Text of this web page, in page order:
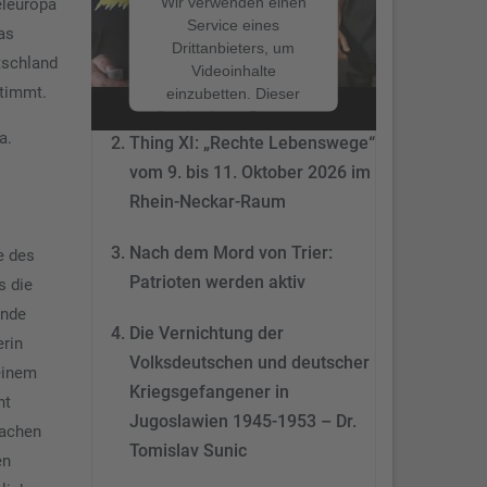
des
die
Service eines
Drittanbieters, um
Videoinhalte
einzubetten. Dieser
Service kann Daten zu
Ihren Aktivitäten
sammeln. Bitte lesen
Sie die Details durch
und stimmen Sie der
zu, um dieses Video
anzusehen.
Mehr
Informationen
Akzeptieren
powered by
Usercentrics Consent
Nach dem Mord von Trier:
Patrioten werden aktiv
Thing XI: „Rechte Lebenswege“
vom 9. bis 11. Oktober 2026 im
Rhein-Neckar-Raum
Nach dem Mord von Trier:
Patrioten werden aktiv
Die Vernichtung der
Volksdeutschen und deutscher
Kriegsgefangener in
Jugoslawien 1945-1953 – Dr.
Tomislav Sunic